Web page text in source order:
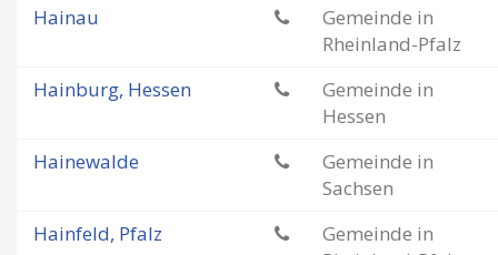
Hainau
Gemeinde in
Rheinland-Pfalz
Hainburg, Hessen
Gemeinde in
Hessen
Hainewalde
Gemeinde in
Sachsen
Hainfeld, Pfalz
Gemeinde in